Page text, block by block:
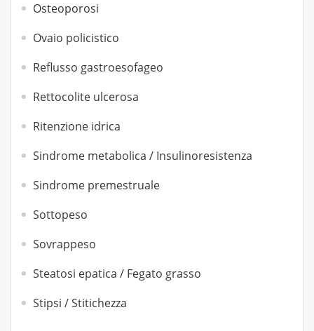
Osteoporosi
Ovaio policistico
Reflusso gastroesofageo
Rettocolite ulcerosa
Ritenzione idrica
Sindrome metabolica / Insulinoresistenza
Sindrome premestruale
Sottopeso
Sovrappeso
Steatosi epatica / Fegato grasso
Stipsi / Stitichezza